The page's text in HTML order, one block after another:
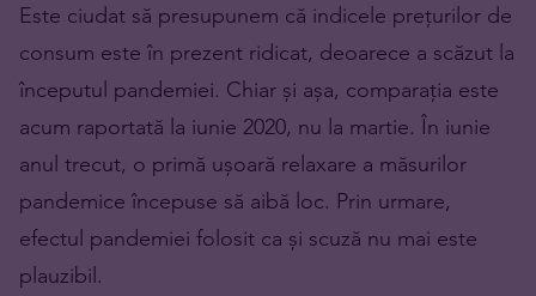
Este ciudat să presupunem că indicele prețurilor de
consum este în prezent ridicat, deoarece a scăzut la
începutul pandemiei. Chiar și așa, comparația este
acum raportată la iunie 2020, nu la martie. În iunie
anul trecut, o primă ușoară relaxare a măsurilor
pandemice începuse să aibă loc. Prin urmare,
efectul pandemiei folosit ca și scuză nu mai este
plauzibil.